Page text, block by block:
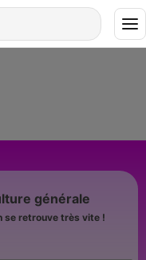
générale
se retrouve très vite !